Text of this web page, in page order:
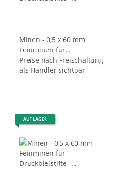
Minen - 0,5 x 60 mm
Feinminen für
Druckbleistifte - Gradation
2H - im 12er Pack
Preise nach Freischaltung
als Händler sichtbar
AUF LAGER